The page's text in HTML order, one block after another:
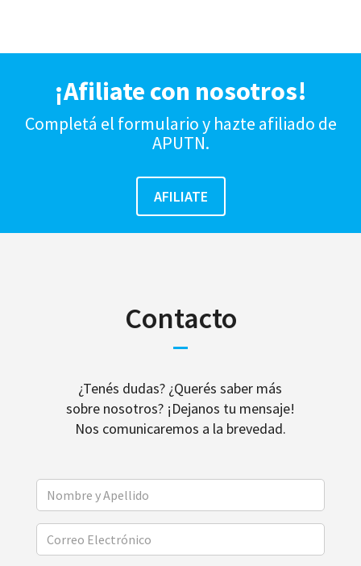
¡Afiliate con nosotros!
Completá el formulario y hazte afiliado de
APUTN.
Contacto
¿Tenés dudas? ¿Querés saber más
sobre nosotros? ¡Dejanos tu mensaje!
Nos comunicaremos a la brevedad.